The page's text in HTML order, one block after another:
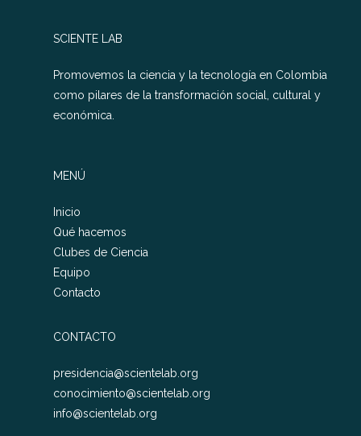
SCIENTE LAB
Promovemos la ciencia y la tecnología en Colombia
como pilares de la transformación social, cultural y
económica.
MENÚ
Inicio
Qué hacemos
Clubes de Ciencia
Equipo
Contacto
CONTACTO
presidencia@scientelab.org
conocimiento@scientelab.org
info@scientelab.org